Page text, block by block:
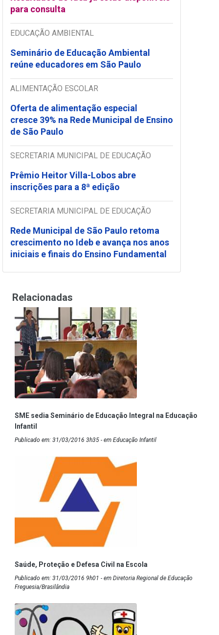
para consulta
EDUCAÇÃO AMBIENTAL
Seminário de Educação Ambiental
reúne educadores em São Paulo
ALIMENTAÇÃO ESCOLAR
Oferta de alimentação especial
cresce 39% na Rede Municipal de Ensino
de São Paulo
SECRETARIA MUNICIPAL DE EDUCAÇÃO
Prêmio Heitor Villa-Lobos abre
inscrições para a 8ª edição
SECRETARIA MUNICIPAL DE EDUCAÇÃO
Rede Municipal de São Paulo retoma
crescimento no Ideb e avança nos anos
iniciais e finais do Ensino Fundamental
Relacionadas
SME sedia Seminário de Educação Integral na Educação
Infantil
Publicado em: 31/03/2016 3h35 - em Educação Infantil
Saúde, Proteção e Defesa Civil na Escola
Publicado em: 31/03/2016 9h01 - em Diretoria Regional de Educação
Freguesia/Brasilândia